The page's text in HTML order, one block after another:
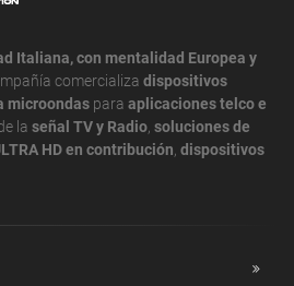
Italiana, con mentalidad Europea y
comercializa dispositivos
microondas para aplicaciones telco e
la señal TV y Radio soluciones de
HD en contribución dispositivos